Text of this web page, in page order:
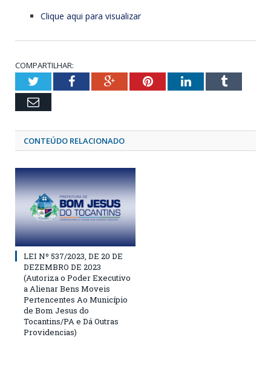
Clique aqui para visualizar
COMPARTILHAR:
TwitterFacebookGoogle+PinterestLinkedInTumblr
Email
CONTEÚDO RELACIONADO
LEI Nº 537/2023, DE 20 DE
DEZEMBRO DE 2023
(Autoriza o Poder Executivo
a Alienar Bens Moveis
Pertencentes Ao Município
de Bom Jesus do
Tocantins/PA e Dá Outras
Providencias)